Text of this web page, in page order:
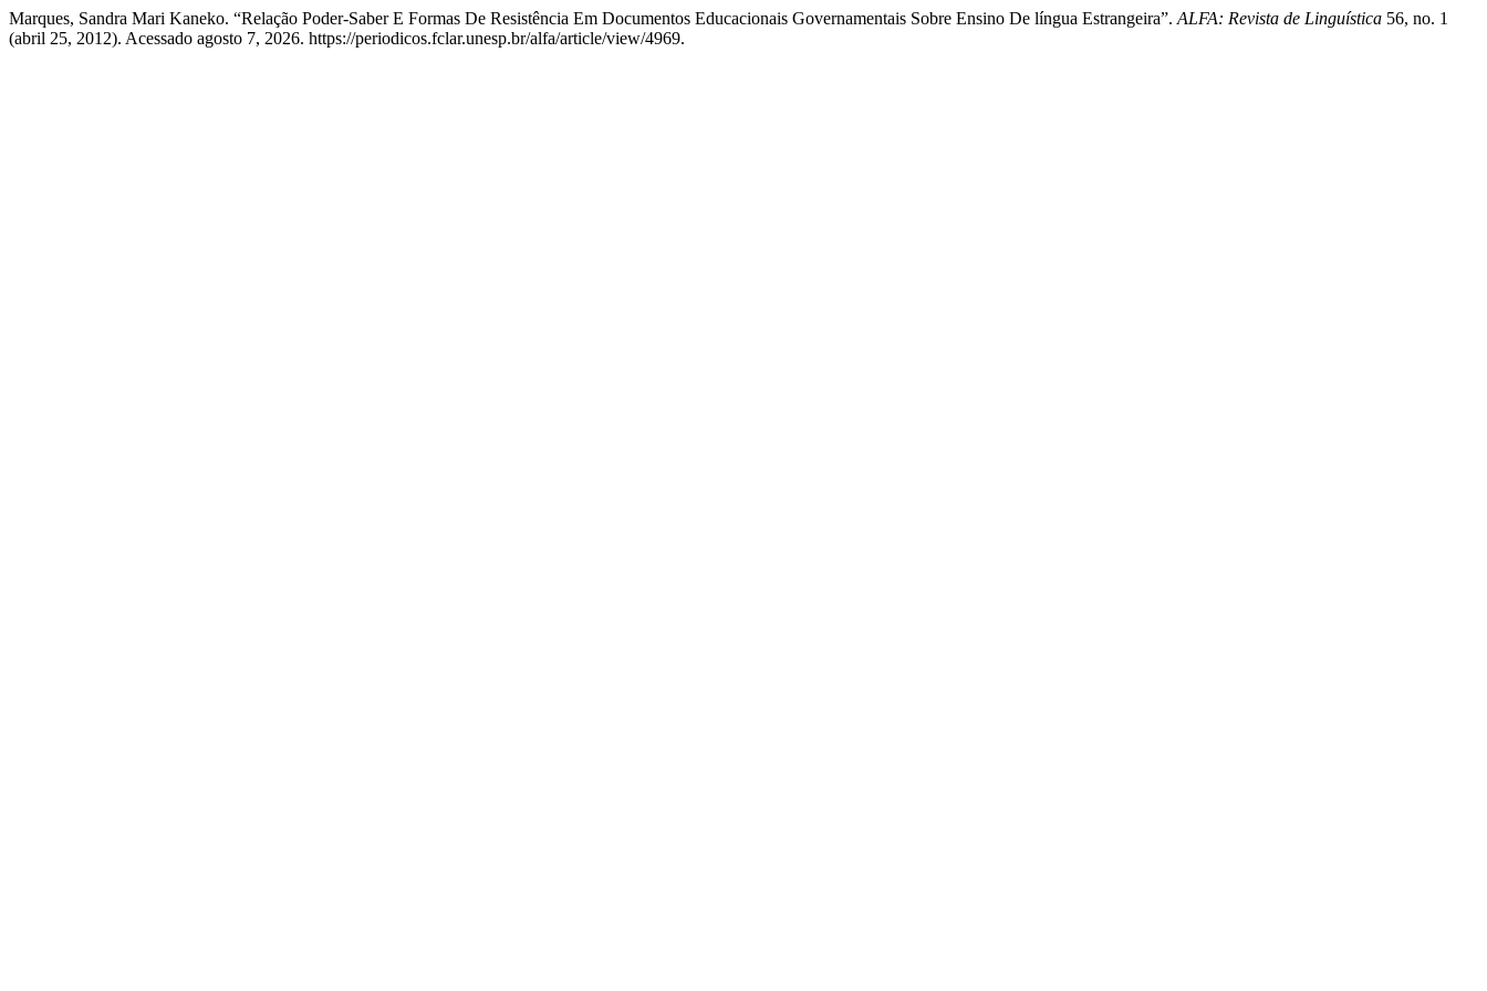
Marques, Sandra Mari Kaneko. “Relação Poder-Saber E Formas De Resistência Em Documentos Educacionais Governamentais Sobre Ensino De língua Estrangeira”. ALFA: Revista de Linguística 56, no. 1
(abril 25, 2012). Acessado agosto 7, 2026. https://periodicos.fclar.unesp.br/alfa/article/view/4969.